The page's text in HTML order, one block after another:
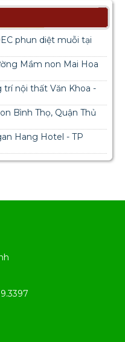
phun diệt muỗi tại
Mầm non Mai Hoa
trí nội thất Văn Khoa -
Bình Thọ, Quận Thủ
Hang Hotel - TP